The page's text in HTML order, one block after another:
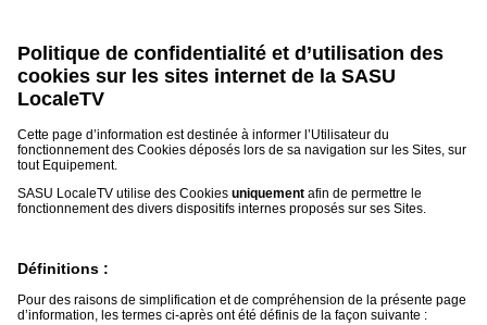
Gazette
Vidéos
Médias
du
groupe
Blogs
Inscription
pro
Politique de confidentialité et d’utilisation des
cookies sur les sites internet de la SASU
LocaleTV
Cette page d’information est destinée à informer l’Utilisateur du
fonctionnement des Cookies déposés lors de sa navigation sur les Sites, sur
tout Equipement.
SASU LocaleTV utilise des Cookies uniquement afin de permettre le
fonctionnement des divers dispositifs internes proposés sur ses Sites.
Définitions :
Pour des raisons de simplification et de compréhension de la présente page
d’information, les termes ci-après ont été définis de la façon suivante :